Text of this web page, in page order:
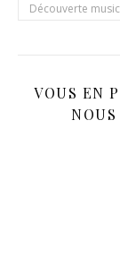
Découverte
VOUS EN